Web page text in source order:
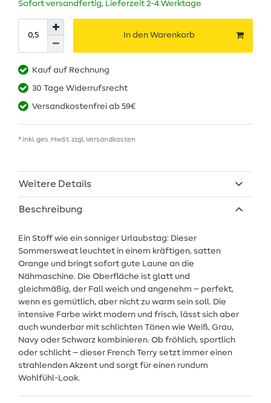
Sofort versandfertig, Lieferzeit 2-4 Werktage
In den Warenkorb
Kauf auf Rechnung
30 Tage Widerrufsrecht
Versandkostenfrei ab 59€
* inkl. ges. MwSt. zzgl. Versandkosten
Weitere Details
Beschreibung
Ein Stoff wie ein sonniger Urlaubstag: Dieser
Sommersweat leuchtet in einem kräftigen, satten
Orange und bringt sofort gute Laune an die
Nähmaschine. Die Oberfläche ist glatt und
gleichmäßig, der Fall weich und angenehm – perfekt,
wenn es gemütlich, aber nicht zu warm sein soll. Die
intensive Farbe wirkt modern und frisch, lässt sich aber
auch wunderbar mit schlichten Tönen wie Weiß, Grau,
Navy oder Schwarz kombinieren. Ob fröhlich, sportlich
oder schlicht – dieser French Terry setzt immer einen
strahlenden Akzent und sorgt für einen rundum
Wohlfühl-Look.